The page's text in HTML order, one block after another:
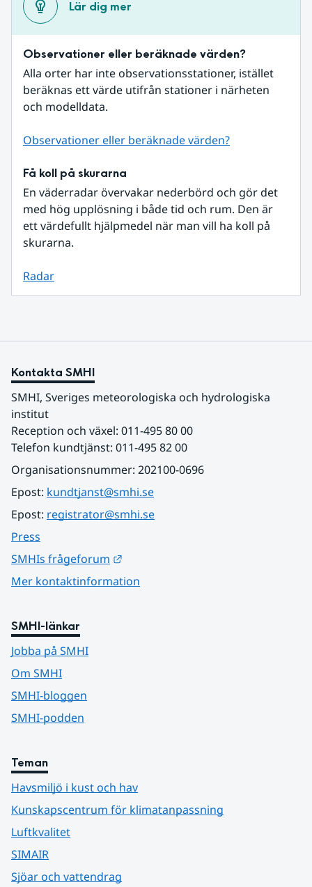
Lär dig mer
Observationer eller beräknade värden?
Alla orter har inte observationsstationer, istället
beräknas ett värde utifrån stationer i närheten
och modelldata.
Observationer eller beräknade värden?
Få koll på skurarna
En väderradar övervakar nederbörd och gör det
med hög upplösning i både tid och rum. Den är
ett värdefullt hjälpmedel när man vill ha koll på
skurarna.
Radar
Kontakta SMHI
SMHI, Sveriges meteorologiska och hydrologiska
institut
Reception och växel: 011-495 80 00
Telefon kundtjänst: 011-495 82 00
Organisationsnummer: 202100-0696
Epost: kundtjanst@smhi.se
Epost: registrator@smhi.se
Press
SMHIs frågeforum
Mer kontaktinformation
SMHI-länkar
Jobba på SMHI
Om SMHI
SMHI-bloggen
SMHI-podden
Teman
Havsmiljö i kust och hav
Kunskapscentrum för klimatanpassning
Luftkvalitet
SIMAIR
Sjöar och vattendrag